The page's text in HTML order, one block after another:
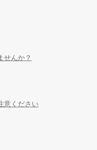
せんか？
意ください